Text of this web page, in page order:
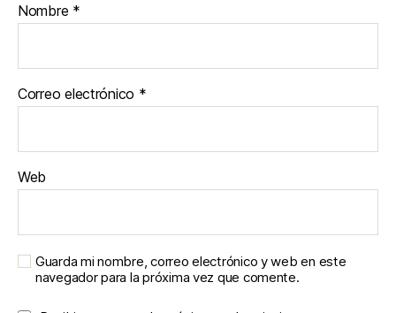
Nombre *
Correo electrónico *
Web
Guarda mi nombre, correo electrónico y web en este
navegador para la próxima vez que comente.